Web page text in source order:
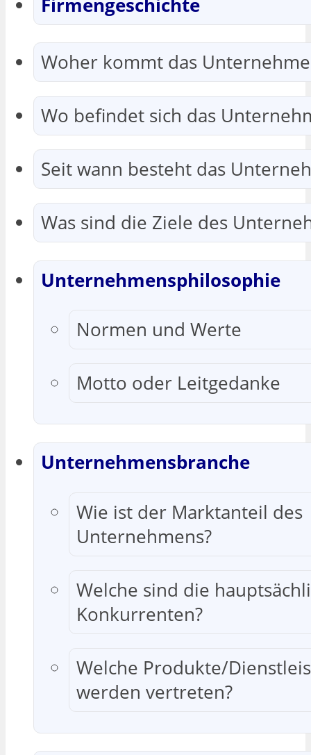
Firmengeschichte
Woher kommt das
Wo befindet sich das
Seit wann besteht das
Was sind die Ziele des
Unternehmensphilosophie
Normen und Werte
Motto oder Leitgedanke
Unternehmensbranche
Wie ist der Marktanteil des
Unternehmens?
Welche sind die
Konkurrenten?
Welche Produkte/
werden vertreten?